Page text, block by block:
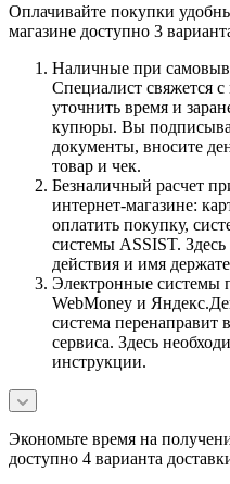
Оплачивайте покупки
магазине доступно 3
Наличные при
Специалист свяжется
уточнить время и
купюры. Вы
документы, вносите
товар и чек.
Безналичный расчет
интернет-магазине:
оплатить покупку,
системы ASSIST.
действия и имя
Электронные системы
WebMoney и
система перенаправит
сервиса. Здесь
инструкции.
Экономьте время на
доступно 4 варианта